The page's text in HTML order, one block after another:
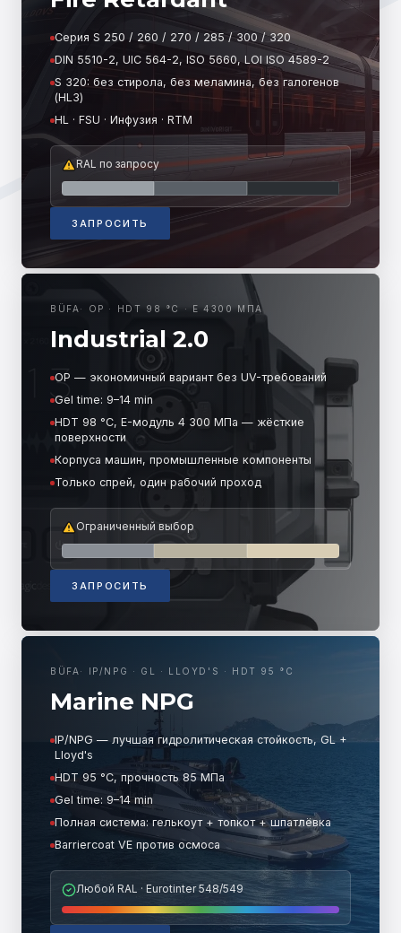
Серия S 250 / 260 / 270 / 285 / 300 / 320
DIN 5510-2, UIC 564-2, ISO 5660, LOI ISO 4589-2
S 320: без стирола, без меламина, без галогенов
(HL3)
HL · FSU · Инфузия · RTM
RAL по запросу
ЗАПРОСИТЬ
BÜFA · OP · HDT 98 °C · E 4300 МПА
Industrial 2.0
OP — экономичный вариант без UV-требований
Gel time: 9–14 min
HDT 98 °C, E-модуль 4 300 МПа — жёсткие
поверхности
Корпуса машин, промышленные компоненты
Только спрей, один рабочий проход
Ограниченный выбор
ЗАПРОСИТЬ
BÜFA · IP/NPG · GL · LLOYD'S · HDT 95 °C
Marine NPG
IP/NPG — лучшая гидролитическая стойкость, GL +
Lloyd's
HDT 95 °C, прочность 85 МПа
Gel time: 9–14 min
Полная система: гелькоут + топкот + шпатлёвка
Barriercoat VE против осмоса
Любой RAL · Eurotinter 548/549